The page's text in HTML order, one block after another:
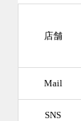
店舗
Mail
SNS